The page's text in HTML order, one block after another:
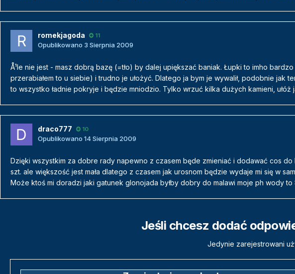
romekjagoda 11
Opublikowano 3 Sierpnia 2009
Å¹le nie jest - masz dobrą bazę (=tło) by dalej upiększać baniak. Łupki to imho
przerabiałem to u siebie) i trudno je ułożyć. Dlatego ja bym je wywalił, podobnie jak
to wszystko ładnie pokryje i będzie mniodzio. Tylko wrzuć kilka dużych kamieni,
draco777 10
Opublikowano 14 Sierpnia 2009
Dzięki wszystkim za dobre rady napewno z czasem będe zmieniać i dodawać cos
szt. ale większość jest mała dlatego z czasem jak urosnom będzie wydaje mi się w
Może ktoś mi doradzi jaki gatunek glonojada byłby dobry do malawi moje ph wody to
Jeśli chcesz dodać
Jedynie zarejestrowani